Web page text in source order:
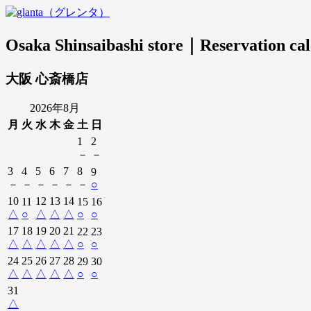
Osaka Shinsaibashi store｜Reservation
大阪 心斎橋店
2026年8月
月 火 水 木 金 土 日
1
－
2
－
3
－
4
－
5
－
6
－
7
－
8
－
9
○
10
△
11
○
12
△
13
△
14
△
15
○
16
○
17
△
18
△
19
△
20
△
21
△
22
○
23
○
24
△
25
△
26
△
27
△
28
△
29
○
30
○
31
△